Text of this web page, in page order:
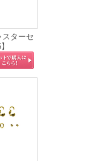
スターセ